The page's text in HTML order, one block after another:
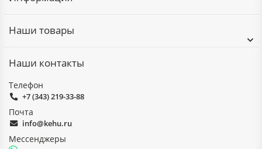
Наши товары
Наши контакты
Телефон
+7 (343) 219-33-88
Почта
info@kehu.ru
Мессенджеры